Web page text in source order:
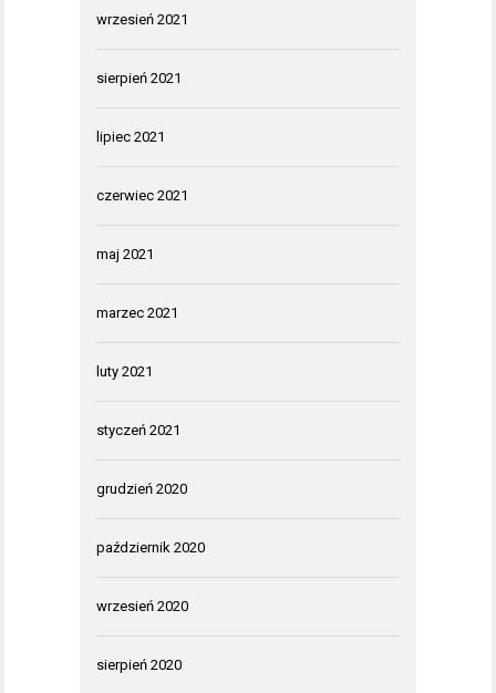
wrzesień 2021
sierpień 2021
lipiec 2021
czerwiec 2021
maj 2021
marzec 2021
luty 2021
styczeń 2021
grudzień 2020
październik 2020
wrzesień 2020
sierpień 2020